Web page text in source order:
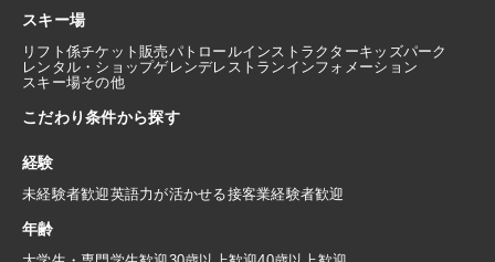
スキー場
リフト係チケット販売パトロールインストラクターキッズパーク
レンタル・ショップゲレンデレストラン インフォメーション
スキー場その他
こだわり条件から探す
経験
未経験者歓迎英語力が活かせる接客業経験者歓迎
年齢